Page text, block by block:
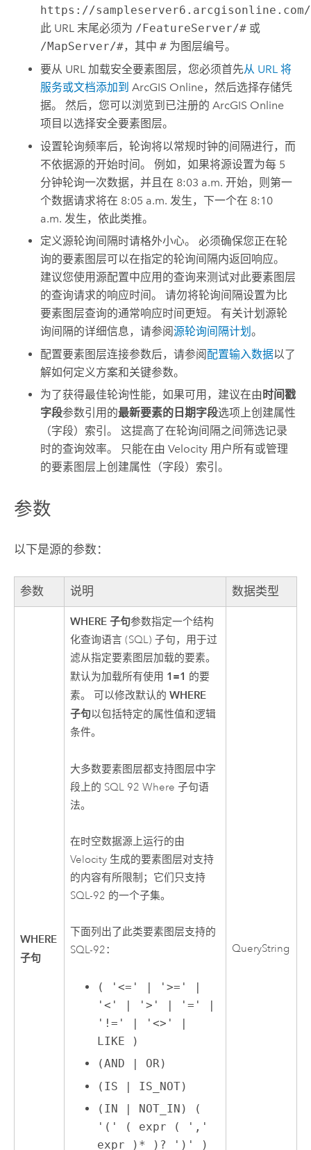
https://
此 URL 末尾必须为 /FeatureServer/# 或
/MapServer/#，其中# 为图层编号。
要从 URL 加载安全要素图层，您必须首先从 URL 将
服务或文档添加到 ArcGIS Online，然后选择存储凭
据。 然后，您可以浏览到已注册的ArcGIS Online
项目以选择安全要素图层。
设置轮询频率后，轮询将以常规时钟的间隔进行，而
不依据源的开始时间。 例如，如果将源设置为每 5
分钟轮询一次数据，并且在 8:03 a.m. 开始，则第一
个数据请求将在 8:05 a.m. 发生，下一个在 8:10
a.m. 发生，依此类推。
定义源轮询间隔时请格外小心。 必须确保您正在轮
询的要素图层可以在指定的轮询间隔内返回响应。
建议您使用源配置中应用的查询来测试对此要素图层
的查询请求的响应时间。 请勿将轮询间隔设置为比
要素图层查询的通常响应时间更短。 有关计划源轮
询间隔的详细信息，请参阅源轮询间隔计划。
配置要素图层连接参数后，请参阅配置输入数据以了
解如何定义方案和关键参数。
为了获得最佳轮询性能，如果可用，建议在由 时间戳
字段参数引用的最新要素的日期字段选项上创建属性
（字段）索引。 这提高了在轮询间隔之间筛选记录
时的查询效率。 只能在由Velocity 用户所有或管理
的要素图层上创建属性（字段）索引。
参数
以下是源的参数：
参数 说明 数据类型
WHERE
子句
WHERE 子句参数指定一个结构
化查询语言 (SQL) 子句，用于过
滤从指定要素图层加载的要素。
默认为加载所有使用 1=1 的要
素。 可以修改默认的WHERE
子句以包括特定的属性值和逻辑
条件。
大多数要素图层都支持图层中字
段上的 SQL 92 Where 子句语
法。
在时空数据源上运行的由
Velocity 生成的要素图层对支持
的内容有所限制；它们只支持
SQL-92 的一个子集。
下面列出了此类要素图层支持的
SQL-92：
( '<=' | '>=' |
'<' | '>' | '=' |
'!=' | '<>' |
LIKE )
(AND | OR)
(IS | IS_NOT)
(IN | NOT_IN) (
'(' ( expr ( ','
expr )* )? ')' )
QueryString